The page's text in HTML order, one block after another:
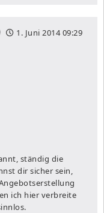
1. Juni 201409:29
ständig die
dir sicher sein,
ich hier verbreite